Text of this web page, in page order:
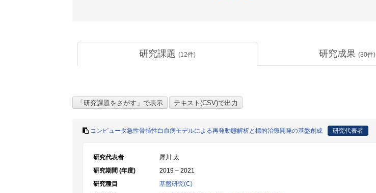
研究課題 (12件) 研究成果 (30件)
コンピュータ急性骨髄性白血病モデルによる再発動態解析と標的治療開発の基盤創成 研究代表者
研究代表者
犀川 太
研究期間 (年度)
2019 – 2021
研究種目
基盤研究(C)